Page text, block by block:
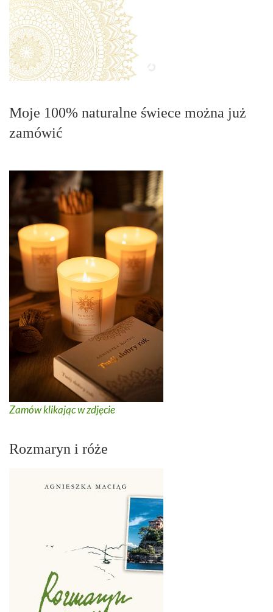
Moje 100% naturalne świece można już
zamówić
Zamów klikając w zdjęcie
Rozmaryn i róże